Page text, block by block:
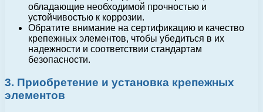
обладающие необходимой прочностью и
устойчивостью к коррозии.
Обратите внимание на сертификацию и качество
крепежных элементов, чтобы убедиться в их
надежности и соответствии стандартам
безопасности.
3. Приобретение и установка крепежных
элементов